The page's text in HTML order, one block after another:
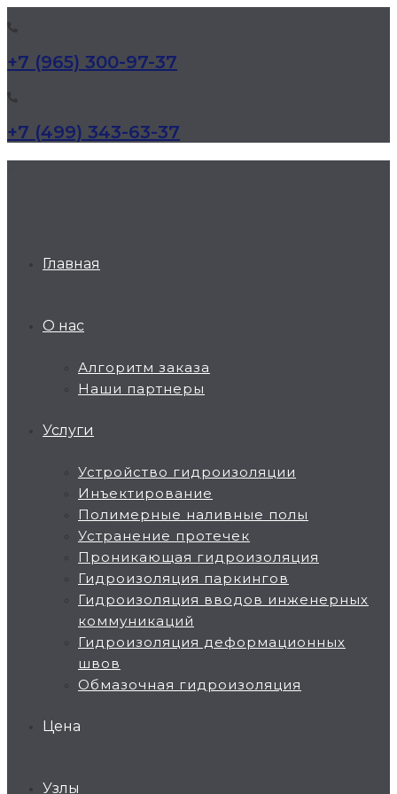
+7 (965) 300-97-37
+7 (499) 343-63-37
Главная
О нас
Алгоритм заказа
Наши партнеры
Услуги
Устройство гидроизоляции
Инъектирование
Полимерные наливные полы
Устранение протечек
Проникающая гидроизоляция
Гидроизоляция паркингов
Гидроизоляция вводов инженерных
коммуникаций
Гидроизоляция деформационных
швов
Обмазочная гидроизоляция
Цена
Узлы